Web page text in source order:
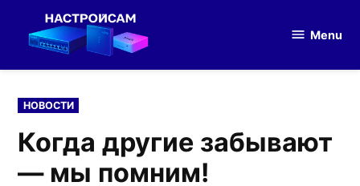
оборудования
Menu
POSTED
IN
НОВОСТИ
Когда другие забывают
— мы помним!